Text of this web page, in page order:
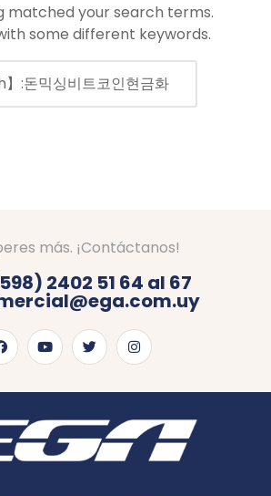
matched your search terms.
some different keywords.
más. ¡Contáctanos!
2402 51 64 al 67